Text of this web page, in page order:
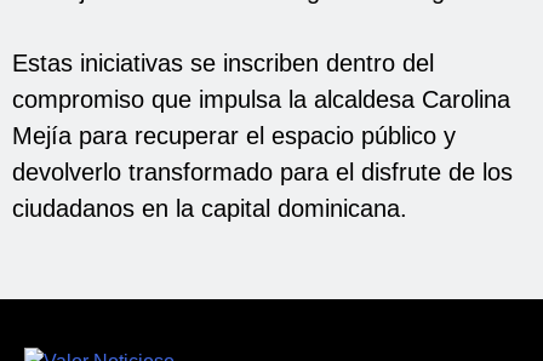
Estas iniciativas se inscriben dentro del
compromiso que impulsa la alcaldesa Carolina
Mejía para recuperar el espacio público y
devolverlo transformado para el disfrute de los
ciudadanos en la capital dominicana.